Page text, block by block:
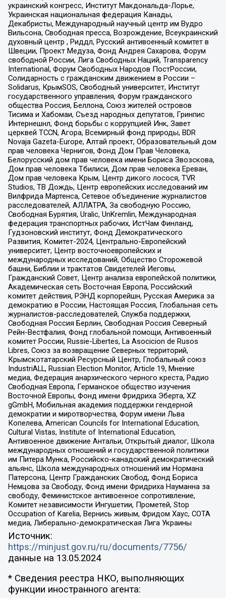
украинский конгресс, Институт Макдональда-Лорье,
Украинская национальная федерация Канады,
Декабристы, Международный научный центр им Вудро
Вильсона, Свободная пресса, Возрождение, Всеукраинский
духовный центр , Риддл, Русский антивоенный комитет в
Швеции, Проект Медуза, Фонд Андрея Сахарова, Форум
свободной России, Лига Свободных Наций, Transparеncy
International, Форум Свободных Народов ПостРоссии,
Солидарность с гражданским движением в России –
Solidarus, КрымSOS, Свободный университет, Институт
государственного управления, Форум гражданского
общества Россия, Беллона, Союз жителей островов
Тисима и Хабомаи, Съезд народных депутатов, Гринпис
Интернешнл, Фонд борьбы с коррупцией Инк, Завет
церквей TCCN, Агора, Всемирный фонд природы, BDR
Novaja Gazeta-Europe, Алтай проект, Образовательный дом
прав человека Чернигов, Фонд Дом Прав Человека,
Белорусский дом прав человека имени Бориса Звозскова,
Дом прав человека Тбилиси, Дом прав человека Ереван,
Дом прав человека Крым, Центр дикого лосося, TVR
Studios, ТВ Дождь, Центр европейских исследований им
Вилфрида Мартенса, Сетевое объединение журналистов
расследователей, АЛЛАТРА, За свободную Россию,
Свободная Бурятия, Uralic, UnKremlin, Международная
федерация транспортных рабочих, ИстЧам Финланд,
Гудзоновский институт, Фонд Демократического
Развития, Комитет-2024, Центрально-Европейский
университет, Центр восточноевропейских и
международных исследований, Общество Сторожевой
башни, Библии и трактатов Свидетелей Иеговы,
Гражданский Совет, Центр анализа европейской политики,
Академическая сеть Восточная Европа, Российский
комитет действия, РЭНД корпорейшн, Русская Америка за
демократию в России, Настоящая Россия, Глобальная сеть
журналистов-расследователей, Служба поддержки,
Свободная Россия Берлин, Свободная Россия Северный
Рейн-Вестфалия, Фонд глобальной помощи, Антивоенный
комитет России, Russie-Libertes, La Asocicion de Rusos
Libres, Союз за возвращение Северных территорий,
Крымскотатарский Ресурсный Центр, Глобальный союз
IndustriALL, Russian Election Monitor, Article 19, Мнение
медиа, Федерация анархического черного креста, Радио
Свободная Европа, Германское общество изучения
Восточной Европы, Фонд имени Фридриха Эберта, XZ
gGmbH, Мобильная академия поддержки гендерной
демократии и миротворчества, Форум имени Льва
Копелева, American Councils for International Education,
Cultural Vistas, Institute of International Education,
Антивоенное движение Антальи, Открытый диалог, Школа
международных отношений и государственной политики
им Питера Мунка, Российско-канадский демократический
альянс, Школа международных отношений им Нормана
Патерсона, Центр Гражданских Свобод, Фонд Бориса
Немцова за Свободу, Фонд имени Фридриха Науманна за
свободу, Феминистское антивоенное сопротивление,
Комитет независимости Ингушетии, Прометей, Stop
Occupation of Karelia, Вернись живым, Фридом Хаус, СОТА
медиа, Либерально-демократическая Лига Украины
Источник:
https://minjust.gov.ru/ru/documents/7756/
данные на 13.05.2024
* Сведения реестра НКО, выполняющих
функции иностранного агента: